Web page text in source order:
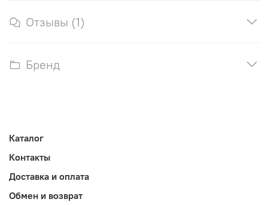
Отзывы (1)
Бренд
Каталог
Контакты
Доставка и оплата
Обмен и возврат